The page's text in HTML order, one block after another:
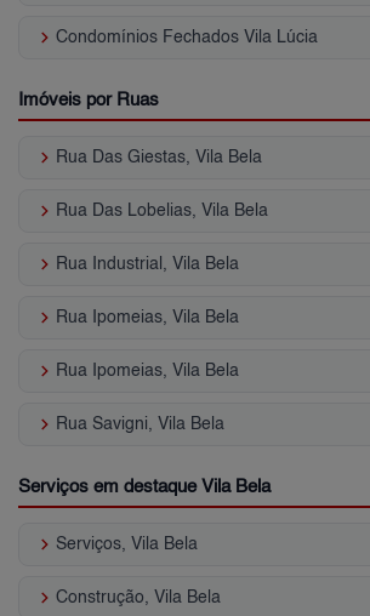
keyboard_arrow_right Condomínios Fechados Vila Lúcia
Imóveis por Ruas
keyboard_arrow_right Rua Das Giestas, Vila Bela
keyboard_arrow_right Rua Das Lobelias, Vila Bela
keyboard_arrow_right Rua Industrial, Vila Bela
keyboard_arrow_right Rua Ipomeias, Vila Bela
keyboard_arrow_right Rua Ipomeias, Vila Bela
keyboard_arrow_right Rua Savigni, Vila Bela
Serviços em destaque Vila Bela
keyboard_arrow_right Serviços, Vila Bela
keyboard_arrow_right Construção, Vila Bela